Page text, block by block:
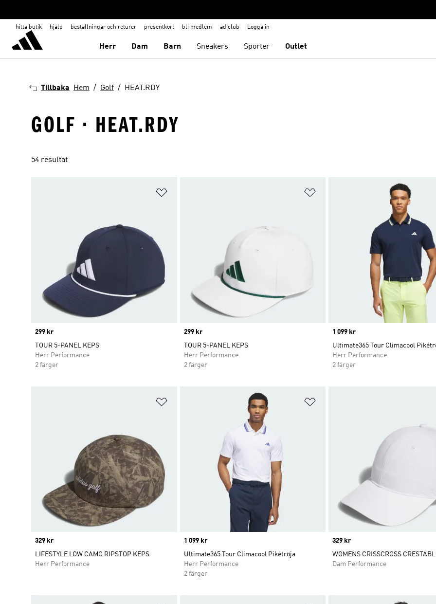
hitta butik hjälp beställningar och returer presentkort bli medlem adiclub Logga in
Herr Dam Barn Sneakers Sporter Outlet
Tillbaka Hem Golf HEAT.RDY
GOLF · HEAT.RDY
54 resultat
Price
299 kr
TOUR 5-PANEL KEPS
Herr Performance
2 färger
Lägg till på önskelistan
Price
299 kr
TOUR 5-PANEL KEPS
Herr Performance
2 färger
Price
1 099 kr
Ultimate365 Tour Climacool
Herr Performance
2 färger
Lägg till på önskelistan
Price
329 kr
LIFESTYLE LOW CAMO RIPSTOP KEPS
Herr Performance
Price
1 099 kr
Ultimate365 Tour Climacool Pikétröja
Herr Performance
2 färger
Price
329 kr
WOMENS CRISSCROSS
Dam Performance